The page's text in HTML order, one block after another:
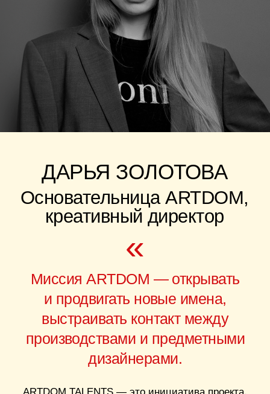
и продвигать новые имена,
выстраивать контакт между
производствами и предметными
дизайнерами.
ARTDOM TALENTS — это инициатива проекта,
направленная на популяризацию предметного
дизайна и поддержку талантливых авторов. Каждый
показать свои работы перед международными
экспертами и инвесторами.
Мы стремимся создать платформу для диалога,
обмена идеями и развития инноваций, что
вдохновиться и внести существенные изменения в
индустрию. Стоит отметить, что доля новаторских
проектов в производстве увеличилась на 20% за
последние три года.
формировать мир вокруг себя и видеть реальное
применение своих идей на практике.
»